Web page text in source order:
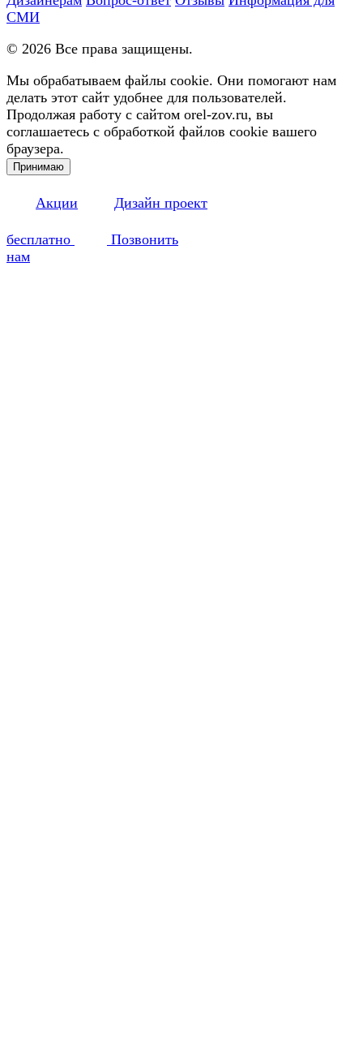
СМИ
© 2026 Все права защищены.
Мы обрабатываем файлы cookie. Они помогают нам
делать этот сайт удобнее для пользователей.
Продолжая работу с сайтом orel-zov.ru, вы
соглашаетесь с обработкой файлов cookie вашего
браузера.
Принимаю
Акции Дизайн проект
бесплатно
Позвонить
нам